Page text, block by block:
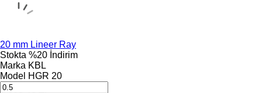
20 mm Lineer Ray
Stokta %20 İndirim
Marka KBL
Model HGR 20